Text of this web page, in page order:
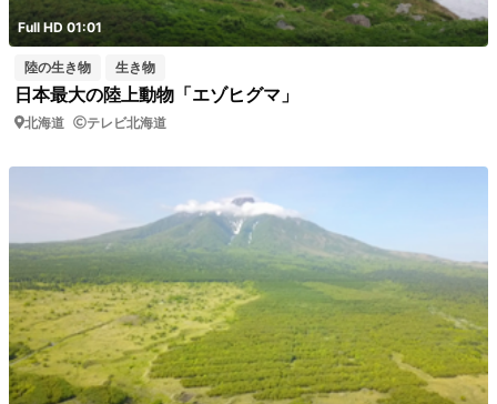
Full HD 01:01
陸の生き物 生き物
日本最大の陸上動物「エゾヒグマ」
北海道 テレビ北海道